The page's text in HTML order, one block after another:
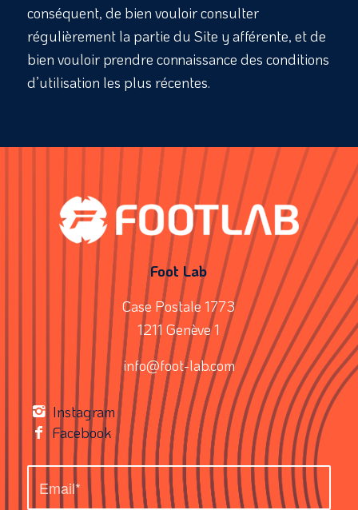
conséquent, de bien vouloir consulter
régulièrement la partie du Site y afférente, et de
bien vouloir prendre connaissance des conditions
d’utilisation les plus récentes.
Foot Lab
Case Postale 1773
1211 Genève 1
info@foot-lab.com
Instagram
Facebook